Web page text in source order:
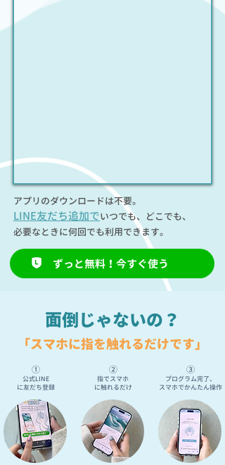
アプリのダウンロードは不要。
LINE友だち追加でいつでも、どこでも、
必要なときに何回でも利用できます。
ずっと無料！今すぐ使う
面倒じゃないの？
「スマホに指を触れるだけです」
①
公式LINE
に友だち登録
②
指でスマホ
に触れるだけ
③
プログラム完了、
スマホでかんたん操作